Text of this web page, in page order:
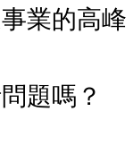
業的高峰
題嗎？